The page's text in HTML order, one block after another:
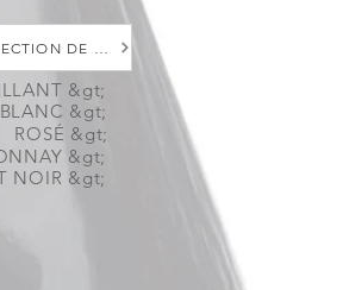
&gt;
&gt;
&gt;
NOIR &gt;
ROSÉ &gt;